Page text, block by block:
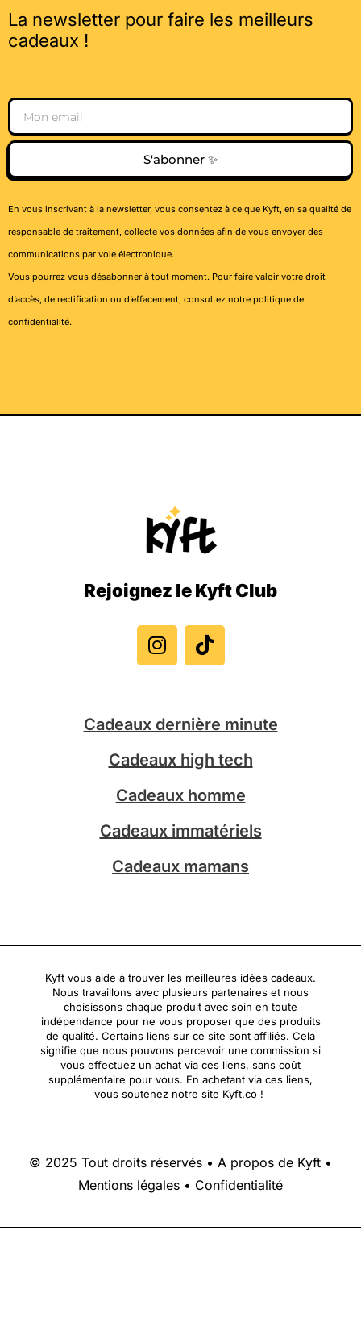
La newsletter pour faire les meilleurs
cadeaux !
Email
S'abonner ✨
En vous inscrivant à la newsletter, vous consentez à ce que Kyft, en sa qualité de
responsable de traitement, collecte vos données afin de vous envoyer des
communications par voie électronique.
Vous pourrez vous désabonner à tout moment. Pour faire valoir votre droit
d’accès, de rectification ou d’effacement, consultez notre politique de
confidentialité.
Rejoignez le Kyft Club
n
s
t
r
a
m
i
k
t
Cadeaux dernière minute
Cadeaux high tech
Cadeaux homme
Cadeaux immatériels
Cadeaux mamans
Kyft vous aide à trouver les meilleures idées cadeaux.
Nous travaillons avec plusieurs partenaires et nous
choisissons chaque produit avec soin en toute
indépendance pour ne vous proposer que des produits
de qualité. Certains liens sur ce site sont affiliés. Cela
signifie que nous pouvons percevoir une commission si
vous effectuez un achat via ces liens, sans coût
supplémentaire pour vous. En achetant via ces liens,
vous soutenez notre site Kyft.co !
© 2025 Tout droits réservés • A propos de Kyft •
Mentions légales • Confidentialité